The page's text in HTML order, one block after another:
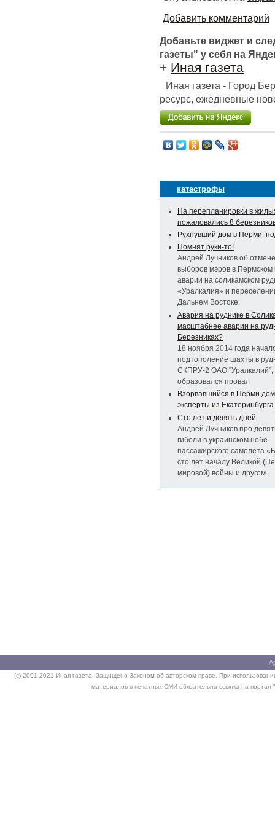
Добавить комментарий
Добавьте виджет и
газеты" у себя на
+ Иная газета
Иная газета - Город
ресурс, ежедневные
катастрофы
На перепланировки в
пожаловались 8
Рухнувший дом в Перми:
Помнят руки-то!
Андрей Лучников об
выборов мэров в Пермском
аварии на соликамском
«Уралкалия» и
Дальнем Востоке.
Авария на руднике в
масштабнее аварии на
Березниках?
18 ноября 2014 года
подтополение шахты в
СКПРУ-2 ОАО "Уралкалий",
образовался провал
Взорвавшийся в Перми
эксперты из Екатеринбурга
Сто лет и девять дней
Андрей Лучников про
гибели в украинском небе
пассажирского самолёта
сто лет началу Великой
мировой) войны и другом.
(c) 2001-2021 Иная газета. Защищено Законом об авторском праве. При
материалов в печатных СМИ обязательна ссылка на